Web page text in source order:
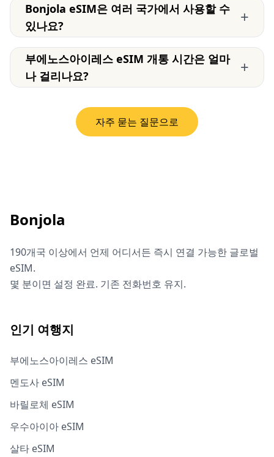
Bonjola eSIM은 여러 국가에서 사용할 수
있나요?
+
부에노스아이레스 eSIM 개통 시간은 얼마
나 걸리나요?
+
자주 묻는 질문으로
Bonjola
190개국 이상에서 언제 어디서든 즉시 연결 가능한 글로벌
eSIM.
몇 분이면 설정 완료. 기존 전화번호 유지.
인기 여행지
부에노스아이레스 eSIM
멘도사 eSIM
바릴로체 eSIM
우수아이아 eSIM
살타 eSIM